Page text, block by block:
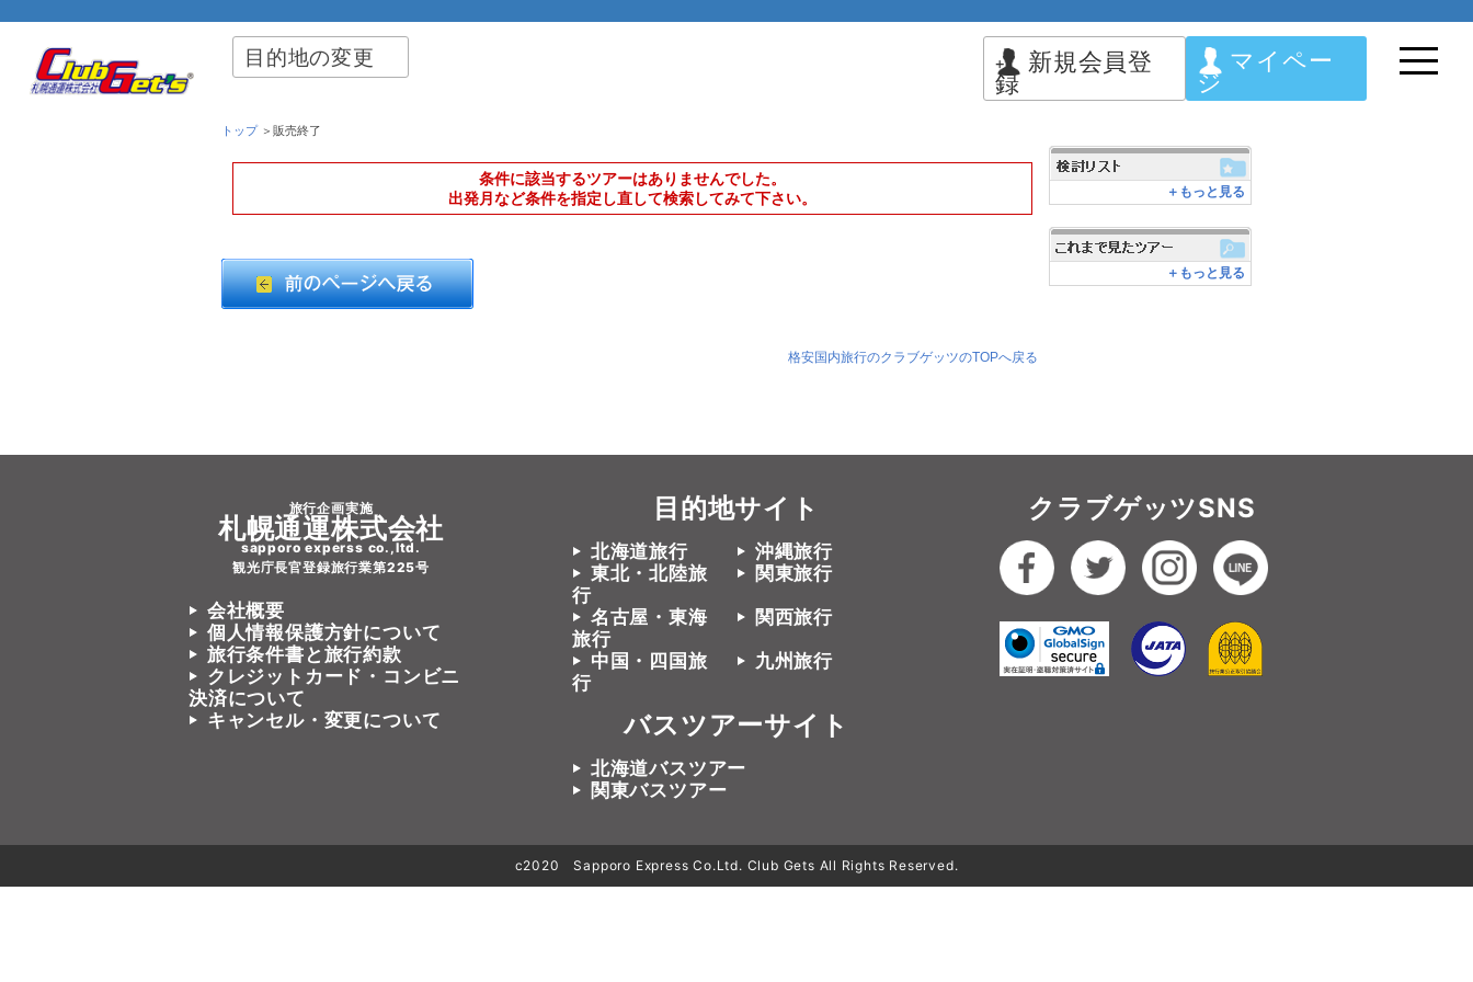
目的地の変更 新規会員登
録
マイペー
ジ
トップ＞販売終了
条件に該当するツアーはありませんでした。
出発月など条件を指定し直して検索してみて下さい。
格安国内旅行のクラブゲッツのTOPへ戻る
＋もっと見る
＋もっと見る
旅行企画実施
札幌通運株式会社
sapporo experss co.,ltd.
観光庁長官登録旅行業第225号
会社概要
個人情報保護方針について
旅行条件書と旅行約款
クレジットカード・コンビニ
決済について
キャンセル・変更について
目的地サイト
北海道旅行
沖縄旅行
東北・北陸旅
行
関東旅行
名古屋・東海
旅行
関西旅行
中国・四国旅
行
九州旅行
バスツアーサイト
北海道バスツアー
関東バスツアー
クラブゲッツSNS
c2020 Sapporo Express Co.Ltd. Club Gets All Rights Reserved.